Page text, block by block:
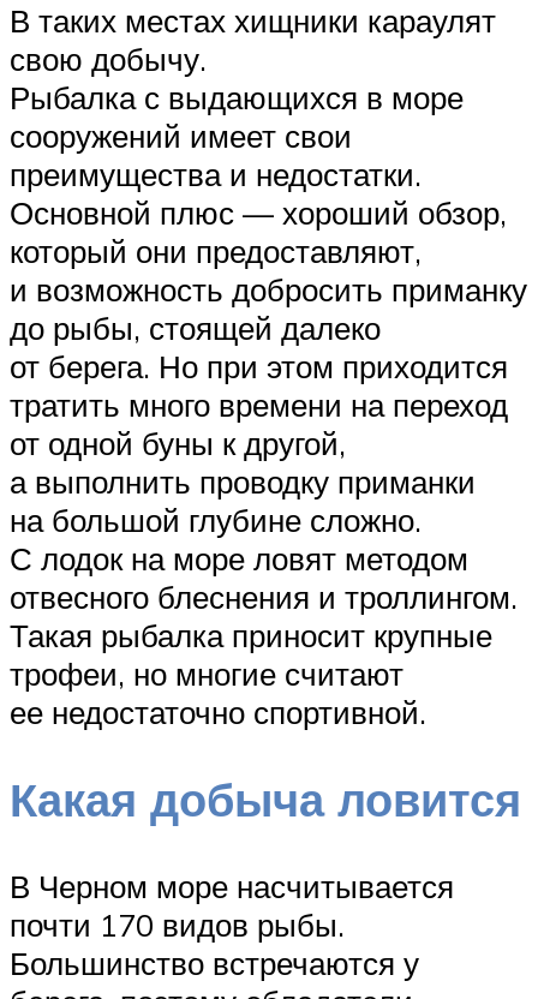
В таких местах хищники караулят
свою добычу.
Рыбалка с выдающихся в море
сооружений имеет свои
преимущества и недостатки.
Основной плюс — хороший обзор,
который они предоставляют,
и возможность добросить приманку
до рыбы, стоящей далеко
от берега. Но при этом приходится
тратить много времени на переход
от одной буны к другой,
а выполнить проводку приманки
на большой глубине сложно.
С лодок на море ловят методом
отвесного блеснения и троллингом.
Такая рыбалка приносит крупные
трофеи, но многие считают
ее недостаточно спортивной.
Какая добыча ловится
В Черном море насчитывается
почти 170 видов рыбы.
Большинство встречаются у